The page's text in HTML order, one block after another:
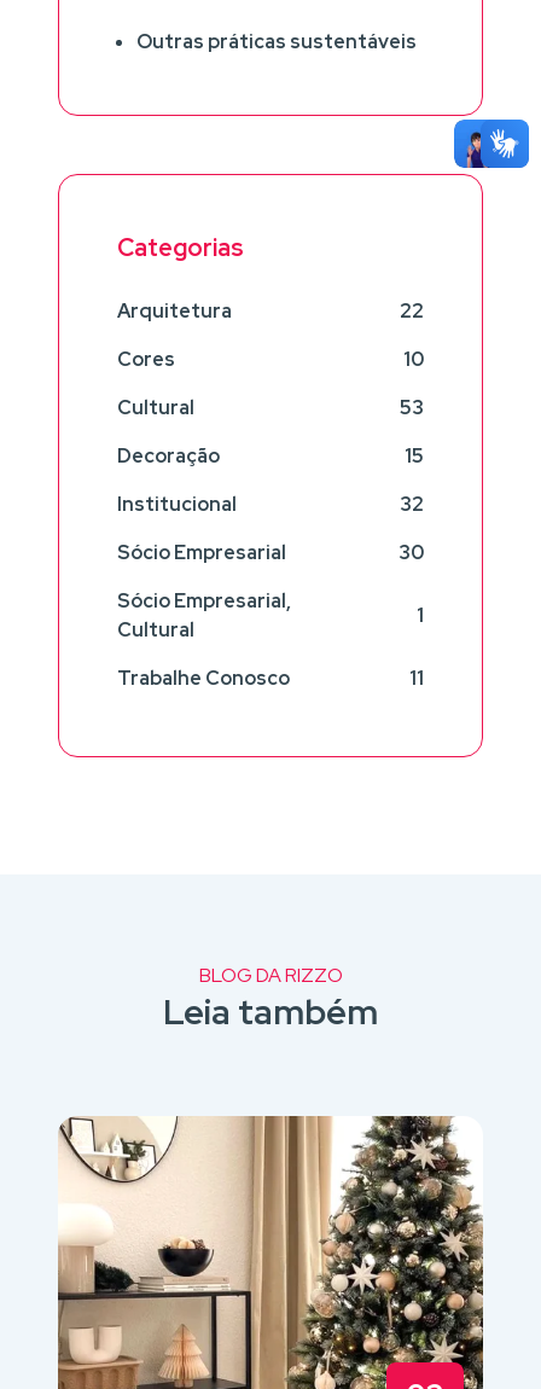
Outras práticas sustentáveis
Categorias
Arquitetura
22
Cores
10
Cultural
53
Decoração
15
Institucional
32
Sócio Empresarial
30
Sócio Empresarial,
Cultural
1
Trabalhe Conosco 11
BLOG DA RIZZO
Leia também